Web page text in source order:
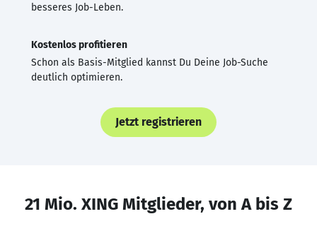
besseres Job-Leben.
Kostenlos profitieren
Schon als Basis-Mitglied kannst Du Deine Job-Suche
deutlich optimieren.
Jetzt registrieren
21 Mio. XING Mitglieder, von A bis Z